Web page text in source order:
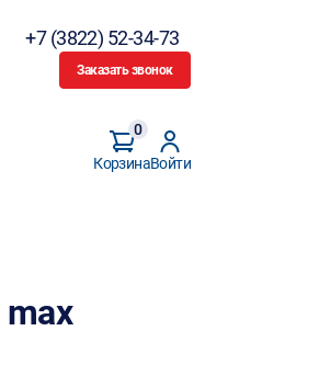
+7 (3822) 52-34-73
Заказать звонок
Корзина
0
Войти